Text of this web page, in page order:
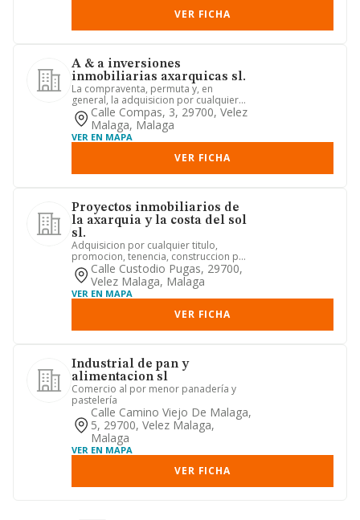
VER FICHA
A & a inversiones
inmobiliarias axarquicas sl.
La compraventa, permuta y, en
general, la adquisicion por cualquier
titulo procedimiento de toda cl...
Calle Compas, 3, 29700, Velez
Malaga, Malaga
VER EN MAPA
VER FICHA
Proyectos inmobiliarios de
la axarquia y la costa del sol
sl.
Adquisicion por cualquier titulo,
promocion, tenencia, construccion por
cuenta propia o ajena, admi...
Calle Custodio Pugas, 29700,
Velez Malaga, Malaga
VER EN MAPA
VER FICHA
Industrial de pan y
alimentacion sl
Comercio al por menor panadería y
pastelería
Calle Camino Viejo De Malaga,
5, 29700, Velez Malaga,
Malaga
VER EN MAPA
VER FICHA